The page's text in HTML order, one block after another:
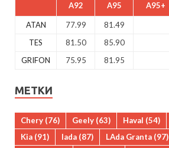
A92 A95 A95+
ATAN 77.99 81.49
TES
81.50 85.90
GRIFON
75.95 81.95
МЕТКИ
Chery (76) Geely (63) Haval (54)
Kia (91) lada (87) LAda Granta (97)